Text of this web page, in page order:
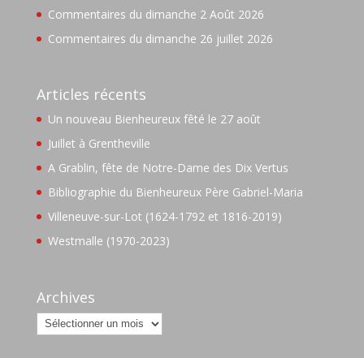
Commentaires du dimanche 2 Août 2026
Commentaires du dimanche 26 juillet 2026
Articles récents
Un nouveau Bienheureux fêté le 27 août
Juillet à Grentheville
A Grablin, fête de Notre-Dame des Dix Vertus
Bibliographie du Bienheureux Père Gabriel-Maria
Villeneuve-sur-Lot (1624-1792 et 1816-2019)
Westmalle (1970-2023)
Archives
Archives